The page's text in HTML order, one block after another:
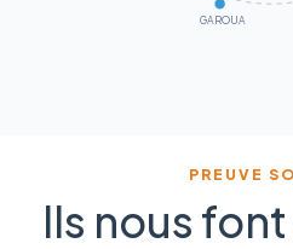
GAROUA
PREUVE
Ils nous